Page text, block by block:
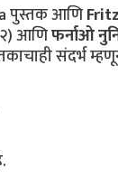
पुस्तक आणि
आणि फर्नाओ
संदर्भ